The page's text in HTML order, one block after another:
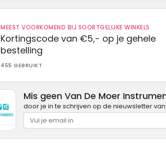
MEEST VOORKOMEND BIJ SOORTGELIJKE WINKELS
Kortingscode van €5,- op je gehele
bestelling
455 GEBRUIKT
Mis geen Van De Moer
door je in te schrijven op de nieuwsletter van